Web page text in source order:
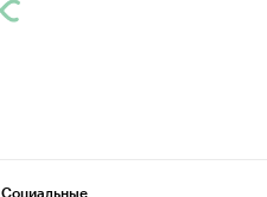
Социальные